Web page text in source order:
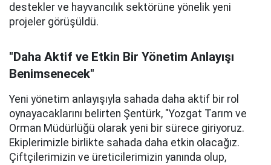
destekler ve hayvancılık sektörüne yönelik yeni
projeler görüşüldü.
"Daha Aktif ve Etkin Bir Yönetim Anlayışı
Benimsenecek"
Yeni yönetim anlayışıyla sahada daha aktif bir rol
oynayacaklarını belirten Şentürk, "Yozgat Tarım ve
Orman Müdürlüğü olarak yeni bir sürece giriyoruz.
Ekiplerimizle birlikte sahada daha etkin olacağız.
Çiftçilerimizin ve üreticilerimizin yanında olup,